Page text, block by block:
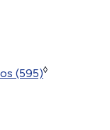
(595)◊